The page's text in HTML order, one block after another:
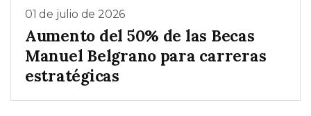
01 de julio de 2026
Aumento del 50% de las Becas
Manuel Belgrano para carreras
estratégicas